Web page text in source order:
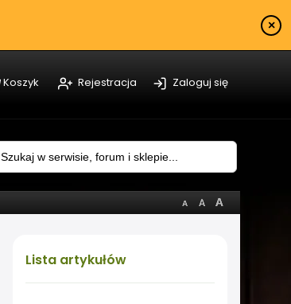
×
Koszyk Rejestracja Zaloguj się
Lista artykułów